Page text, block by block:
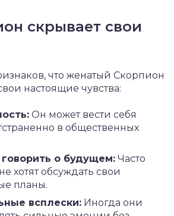
скрывает свои
что женатый Скорпион
настоящие чувства:
Он может вести себя
в общественных
о будущем: Часто
хотят обсуждать свои
планы.
всплески: Иногда они